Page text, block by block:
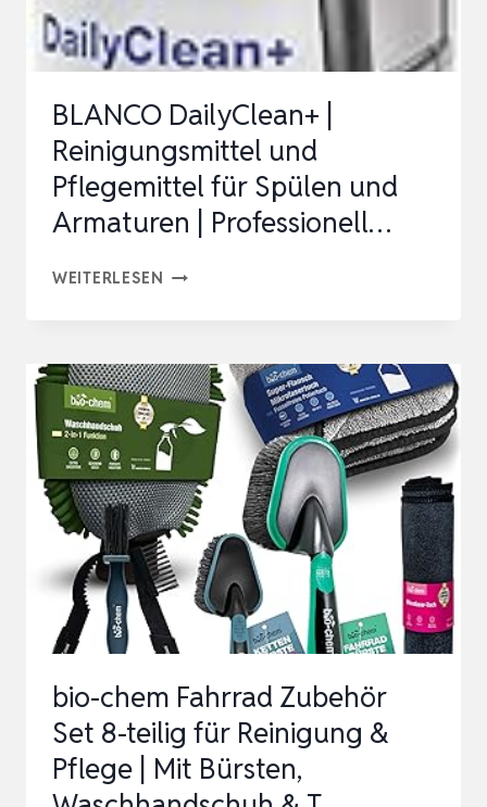
|
STAHLDRAHT
…
BLANCO DailyClean+ |
Reinigungsmittel und
Pflegemittel für Spülen und
Armaturen | Professionell…
WEITERLESEN BLANCO
REINIGUNGSMITTEL
UND
PFLEGEMITTEL
FÜR
SPÜLEN
UND
ARMATUREN
PROFESSIONELL…
bio-chem Fahrrad Zubehör
Set 8-teilig für Reinigung &
Pflege | Mit Bürsten,